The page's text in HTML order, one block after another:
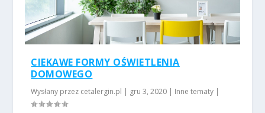
CIEKAWE FORMY OŚWIETLENIA
DOMOWEGO
Wysłany przez cetalergin.pl | gru 3, 2020 | Inne tematy |